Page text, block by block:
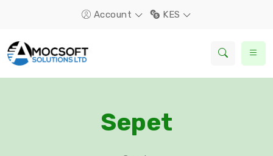
Account KES
Sepet